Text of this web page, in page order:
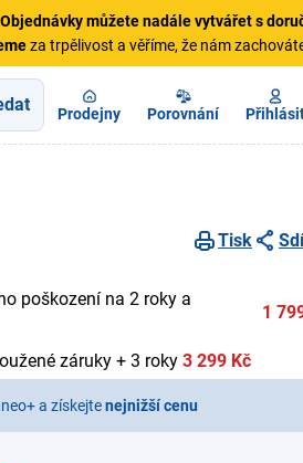
Objednávkymůžete nadále vytvářet s
za trpělivost a věříme, že nám
Prodejny Porovnání
Tisk
poškození na 2 roky a
1
záruky + 3 roky 3 299 Kč
a získejtenejnižší cenu